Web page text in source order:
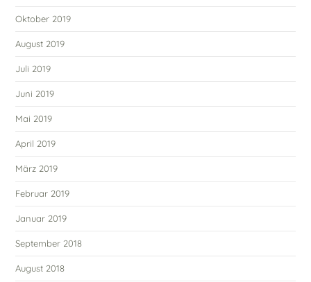
Oktober 2019
August 2019
Juli 2019
Juni 2019
Mai 2019
April 2019
März 2019
Februar 2019
Januar 2019
September 2018
August 2018